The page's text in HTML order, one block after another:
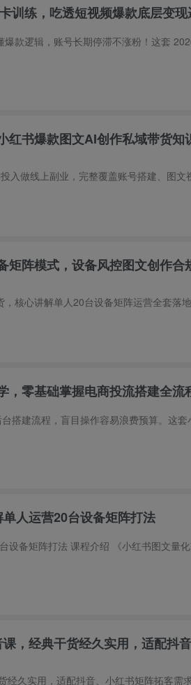
训练，吃透短视频爆款底层变
红书爆款图文AI创作私域带货知
阵模式，设备风控图文创作合
，零基础掌握电商投流搭建全流
人运营20台设备矩阵打法
，经典干货经久实用，适配抖